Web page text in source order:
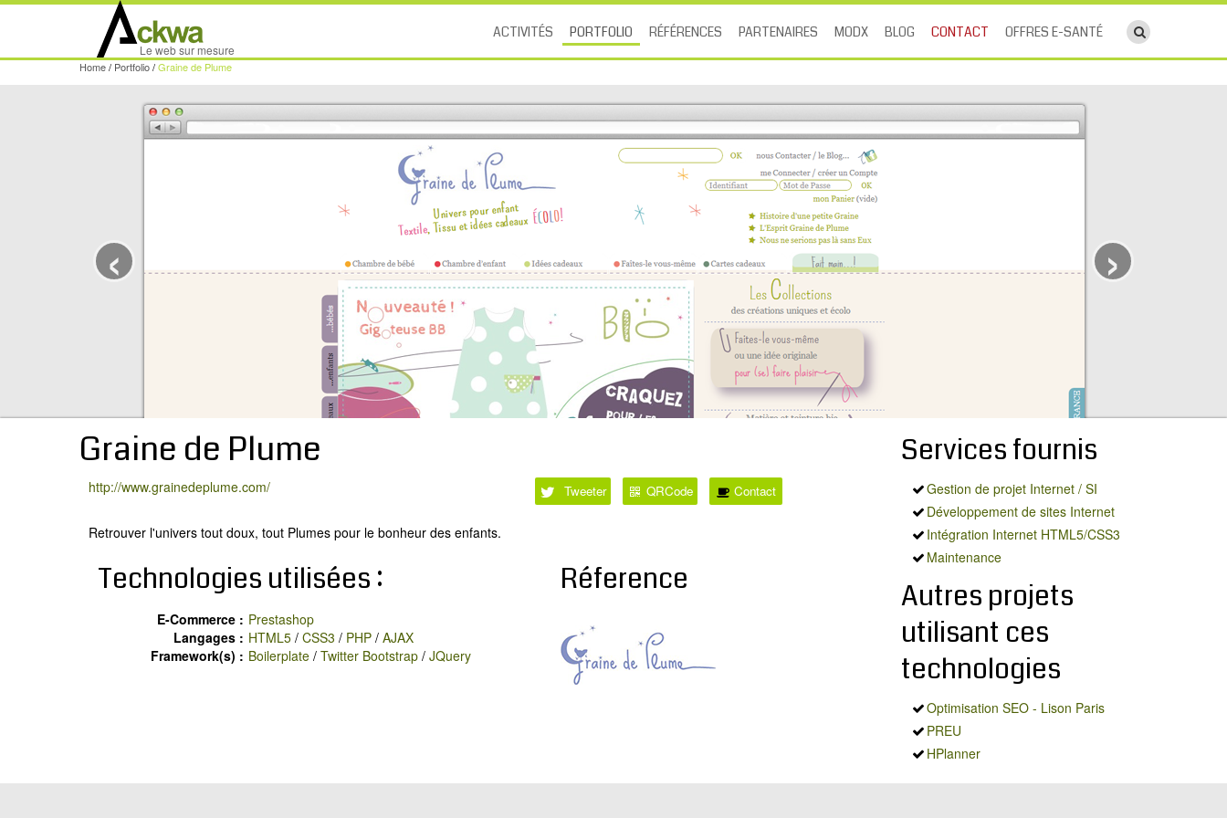
Le web sur mesure
ACTIVITÉS PORTFOLIO RÉFÉRENCES PARTENAIRES MODX BLOG CONTACT OFFRES E-SANTÉ ouvrir le
Home/ Portfolio/Graine de Plume
‹ ›
Graine de Plume
http://www.grainedeplume.com/ Tweeter QRCode Contact
Retrouver l'univers tout doux, tout Plumes pour le bonheur des enfants.
Réference
Technologies utilisées :
E-Commerce : Prestashop
Langages : HTML5/ CSS3 / PHP/ AJAX
Framework(s) : Boilerplate/ Twitter Bootstrap/ JQuery
Services fournis
Gestion de projet Internet / SI
Développement de sites Internet
Intégration Internet HTML5/CSS3
Maintenance
Autres projets
utilisant ces
technologies
Optimisation SEO - Lison Paris
PREU
HPlanner